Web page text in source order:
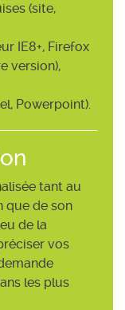
(site,
IE8+, Firefox
version),
Powerpoint).
tant au
que de son
de la
vos
les plus